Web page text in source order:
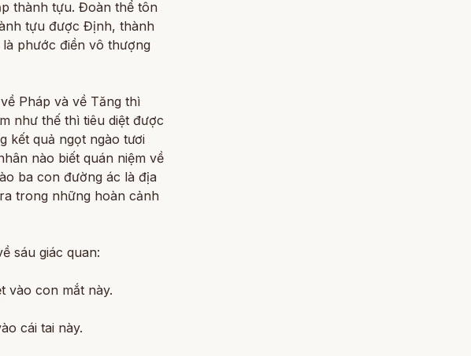
thành tựu. Đoàn thể tôn
tựu được Định, thành
phước điền vô thượng
Pháp và về Tăng thì
như thế thì tiêu diệt được
kết quả ngọt ngào tươi
nào biết quán niệm về
ba con đường ác là địa
trong những hoàn cảnh
sáu giác quan:
vào con mắt này.
cái tai này.